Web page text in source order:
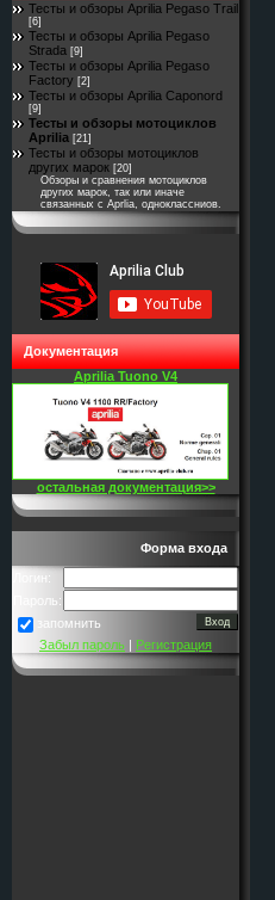
Тесты и обзоры Aprilia Pegaso Trail
[6]
Тесты и обзоры Aprilia Pegaso
Strada [9]
Тесты и обзоры Aprilia Pegaso
Factory [2]
Тесты и обзоры Aprilia Caponord
[9]
Тесты и обзоры мотоциклов
Aprilia [21]
Тесты и обзоры мотоциклов
других марок [20]
Обзоры и сравнения мотоциклов
других марок, так или иначе
связанных с Aprlia, одноклассниов.
Документация
Aprilia Tuono V4
остальная документация>>
Форма входа
Логин:
Пароль:
запомнить
Забыл пароль | Регистрация